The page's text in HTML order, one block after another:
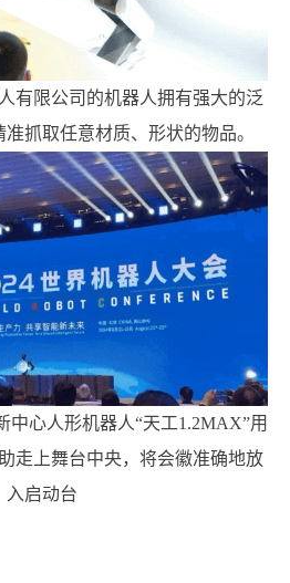
有限公司的机器人拥有强大的泛
抓取任意材质、形状的物品。
中心人形机器人“天工1.2MAX”用
走上舞台中央，将会徽准确地放
入启动台